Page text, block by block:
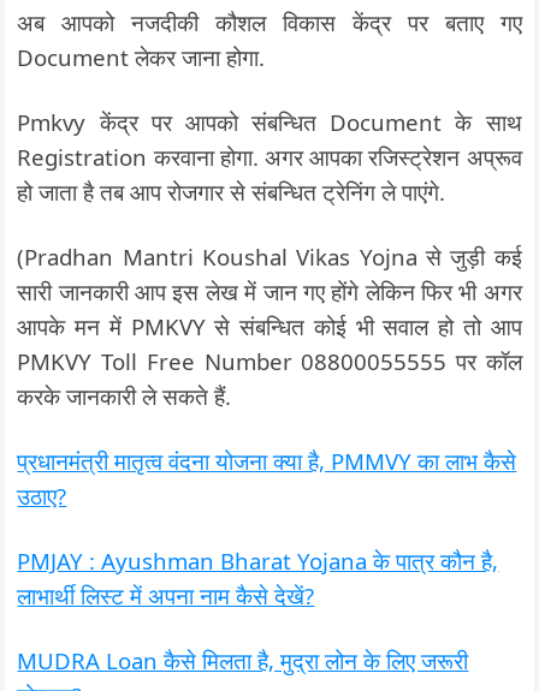
अब आपको नजदीकी कौशल विकास केंद्र पर बताए गए
Document लेकर जाना होगा.
Pmkvy केंद्र पर आपको संबन्धित Document के साथ
Registration करवाना होगा. अगर आपका रजिस्ट्रेशन अप्रूव
हो जाता है तब आप रोजगार से संबन्धित ट्रेनिंग ले पाएंगे.
(Pradhan Mantri Koushal Vikas Yojna से जुड़ी कई
सारी जानकारी आप इस लेख में जान गए होंगे लेकिन फिर भी अगर
आपके मन में PMKVY से संबन्धित कोई भी सवाल हो तो आप
PMKVY Toll Free Number 08800055555 पर कॉल
करके जानकारी ले सकते हैं.
प्रधानमंत्री मातृत्व वंदना योजना क्या है, PMMVY का लाभ कैसे
उठाए?
PMJAY : Ayushman Bharat Yojana के पात्र कौन है,
लाभार्थी लिस्ट में अपना नाम कैसे देखें?
MUDRA Loan कैसे मिलता है, मुद्रा लोन के लिए जरूरी